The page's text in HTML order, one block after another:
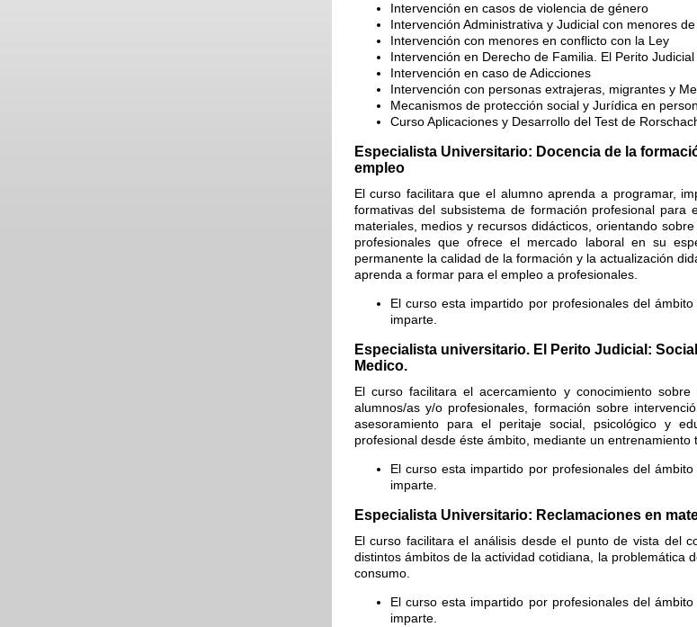
Intervención en casos de violencia de género
Intervención Administrativa y Judicial con menores
Intervención con menores en conflicto con la Ley
Intervención en Derecho de Familia. El Perito Judicial
Intervención en caso de Adicciones
Intervención con personas extrajeras, migrantes y
Mecanismos de protección social y Jurídica en
Curso Aplicaciones y Desarrollo del Test de
Especialista Universitario: Docencia de la
empleo
El curso facilitara que el alumno aprenda a programar,
formativas del subsistema de formación profesional para
materiales, medios y recursos didácticos, orientando
profesionales que ofrece el mercado laboral en su
permanente la calidad de la formación y la actualización
aprenda a formar para el empleo a profesionales.
El curso esta impartido por profesionales del
imparte.
Especialista universitario. El Perito Judicial:
Medico.
El curso facilitara el acercamiento y conocimiento
alumnos/as y/o profesionales, formación sobre
asesoramiento para el peritaje social, psicológico y
profesional desde éste ámbito, mediante un entrenamiento
El curso esta impartido por profesionales del
imparte.
Especialista Universitario: Reclamaciones en
El curso facilitara el análisis desde el punto de vista del
distintos ámbitos de la actividad cotidiana, la problemática
consumo.
El curso esta impartido por profesionales del
imparte.